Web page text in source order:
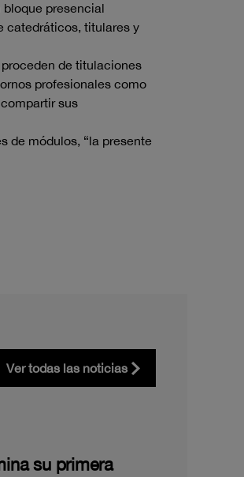
presencial
catedráticos, titulares y
de titulaciones
profesionales como
sus
de módulos, “la presente
Ver todas las noticias
su primera